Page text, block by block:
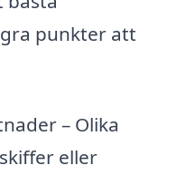
punkter att
– Olika
eller